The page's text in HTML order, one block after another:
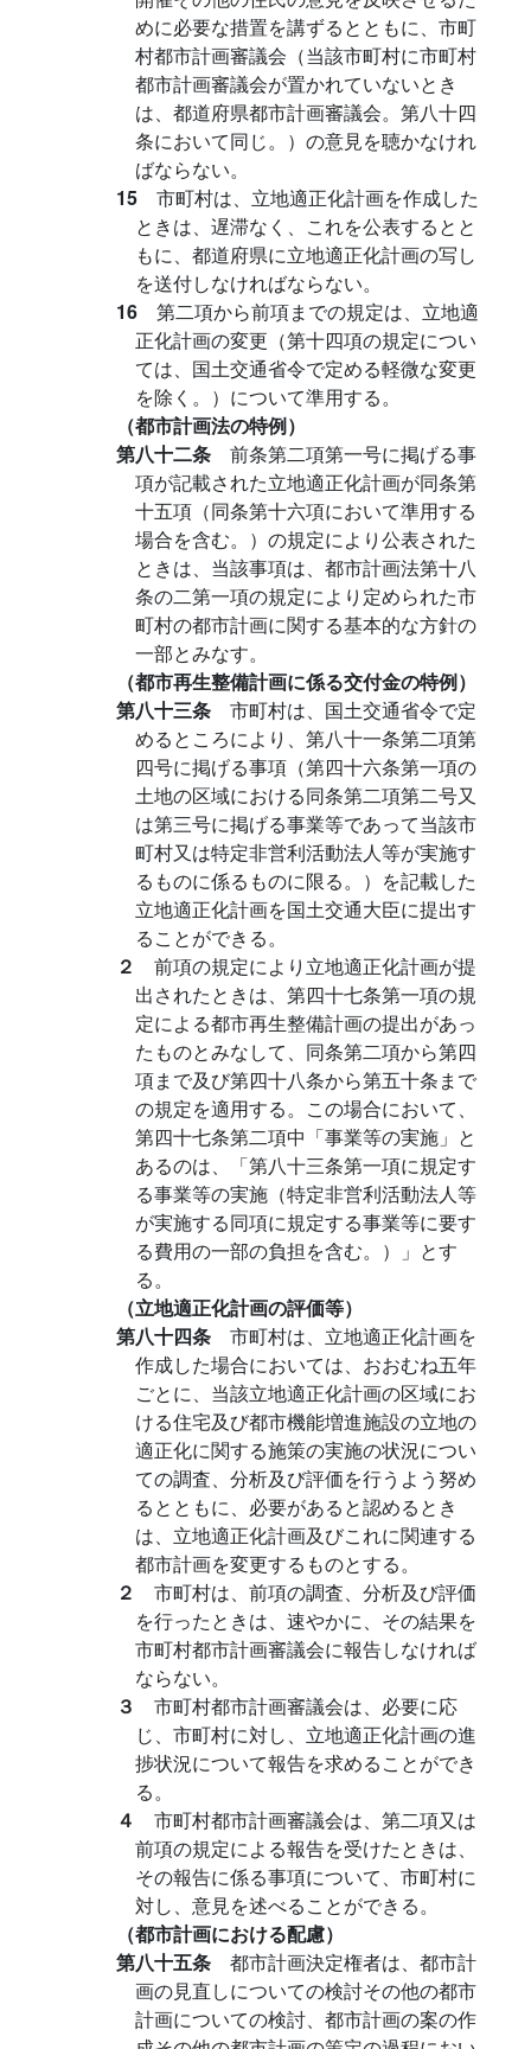
めに必要な措置を講ずるとともに、市町
村都市計画審議会（当該市町村に市町村
都市計画審議会が置かれていないとき
は、都道府県都市計画審議会。第八十四
条において同じ。）の意見を聴かなけれ
ばならない。
15 市町村は、立地適正化計画を作成した
ときは、遅滞なく、これを公表するとと
もに、都道府県に立地適正化計画の写し
を送付しなければならない。
16 第二項から前項までの規定は、立地適
正化計画の変更（第十四項の規定につい
ては、国土交通省令で定める軽微な変更
を除く。）について準用する。
（都市計画法の特例）
第八十二条 前条第二項第一号に掲げる事
項が記載された立地適正化計画が同条第
十五項（同条第十六項において準用する
場合を含む。）の規定により公表された
ときは、当該事項は、都市計画法第十八
条の二第一項の規定により定められた市
町村の都市計画に関する基本的な方針の
一部とみなす。
（都市再生整備計画に係る交付金の特例）
第八十三条 市町村は、国土交通省令で定
めるところにより、第八十一条第二項第
四号に掲げる事項（第四十六条第一項の
土地の区域における同条第二項第二号又
は第三号に掲げる事業等であって当該市
町村又は特定非営利活動法人等が実施す
るものに係るものに限る。）を記載した
立地適正化計画を国土交通大臣に提出す
ることができる。
２ 前項の規定により立地適正化計画が提
出されたときは、第四十七条第一項の規
定による都市再生整備計画の提出があっ
たものとみなして、同条第二項から第四
項まで及び第四十八条から第五十条まで
の規定を適用する。この場合において、
第四十七条第二項中「事業等の実施」と
あるのは、「第八十三条第一項に規定す
る事業等の実施（特定非営利活動法人等
が実施する同項に規定する事業等に要す
る費用の一部の負担を含む。）」とす
る。
（立地適正化計画の評価等）
第八十四条 市町村は、立地適正化計画を
作成した場合においては、おおむね五年
ごとに、当該立地適正化計画の区域にお
ける住宅及び都市機能増進施設の立地の
適正化に関する施策の実施の状況につい
ての調査、分析及び評価を行うよう努め
るとともに、必要があると認めるとき
は、立地適正化計画及びこれに関連する
都市計画を変更するものとする。
２ 市町村は、前項の調査、分析及び評価
を行ったときは、速やかに、その結果を
市町村都市計画審議会に報告しなければ
ならない。
３ 市町村都市計画審議会は、必要に応
じ、市町村に対し、立地適正化計画の進
捗状況について報告を求めることができ
る。
４ 市町村都市計画審議会は、第二項又は
前項の規定による報告を受けたときは、
その報告に係る事項について、市町村に
対し、意見を述べることができる。
（都市計画における配慮）
第八十五条 都市計画決定権者は、都市計
画の見直しについての検討その他の都市
計画についての検討、都市計画の案の作